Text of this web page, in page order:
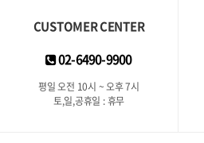
CUSTOMER CENTER
02-6490-9900
평일 오전 10시 ~ 오후 7시
토,일,공휴일 : 휴무